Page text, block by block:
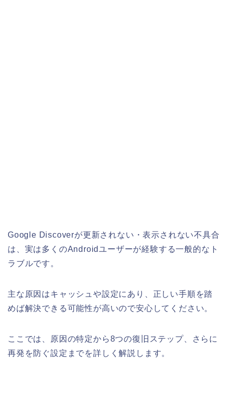
Google Discoverが更新されない・表示されない不具合
は、実は多くのAndroidユーザーが経験する一般的なト
ラブルです。
主な原因はキャッシュや設定にあり、正しい手順を踏
めば解決できる可能性が高いので安心してください。
ここでは、原因の特定から8つの復旧ステップ、さらに
再発を防ぐ設定までを詳しく解説します。